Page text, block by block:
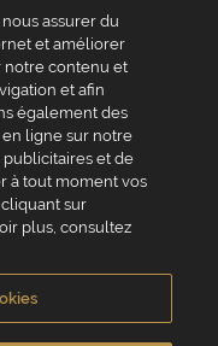
del cacao
Allée des Bergerons -
cookies Vie privée
assurer du
et améliorer
notre contenu et
et afin
également des
ligne sur notre
publicitaires et de
à tout moment vos
sur
plus, consultez